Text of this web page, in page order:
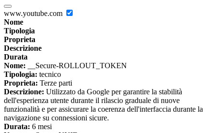
www.youtube.com
Nome
Tipologia
Proprieta
Descrizione
Durata
Nome: __Secure-ROLLOUT_TOKEN
Tipologia: tecnico
Proprieta: Terze parti
Descrizione: Utilizzato da Google per garantire la stabilità
dell'esperienza utente durante il rilascio graduale di nuove
funzionalità e per assicurare la coerenza dell'interfaccia durante la
navigazione su connessioni sicure.
Durata: 6 mesi